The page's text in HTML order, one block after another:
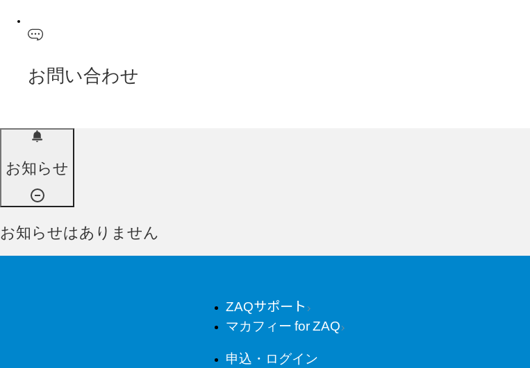
お問い合わせ
お知らせ
お知らせはありません
ZAQサポート
マカフィー for ZAQ
申込・ログイン